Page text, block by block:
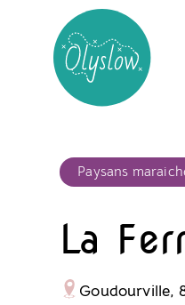
Paysans
La
Goudourville,